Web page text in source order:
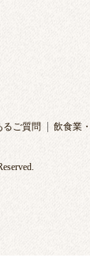
るご質問 飲食業